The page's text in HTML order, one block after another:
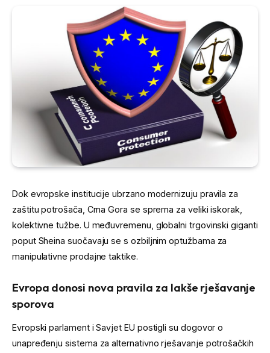
Dok evropske institucije ubrzano modernizuju pravila za
zaštitu potrošača, Crna Gora se sprema za veliki iskorak,
kolektivne tužbe. U međuvremenu, globalni trgovinski giganti
poput Sheina suočavaju se s ozbiljnim optužbama za
manipulativne prodajne taktike.
Evropa donosi nova pravila za lakše rješavanje
sporova
Evropski parlament i Savjet EU postigli su dogovor o
unapređenju sistema za alternativno rješavanje potrošačkih